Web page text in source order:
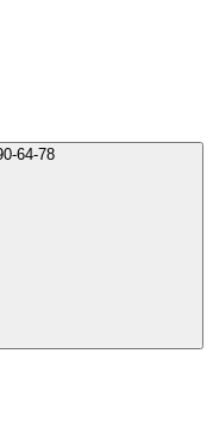
+7 (963) 090-64-78